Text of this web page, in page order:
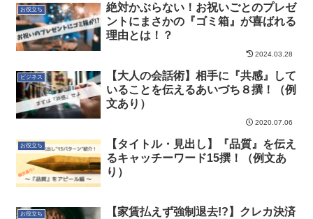
お役立ち
絶対かぶらない！お祝いごとのプレゼ
ントにまさかの『ゴミ箱』が喜ばれる
理由とは！？
2024.03.28
ビジネス
【大人の会話術】相手に『共感』して
いることを伝えるあいづち８撰！（例
文あり）
2020.07.06
お役立ち
【タイトル・見出し】『品質』を伝え
るキャッチーワード15撰！（例文あ
り）
お役立ち
【家賃払えず強制退去!?】クレカ決済